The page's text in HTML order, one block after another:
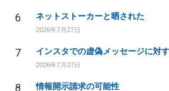
6 ネットストーカーと晒された
2026年7月27日
7 インスタでの虚偽メッセージに対
2026年7月27日
8 情報開示請求の可能性